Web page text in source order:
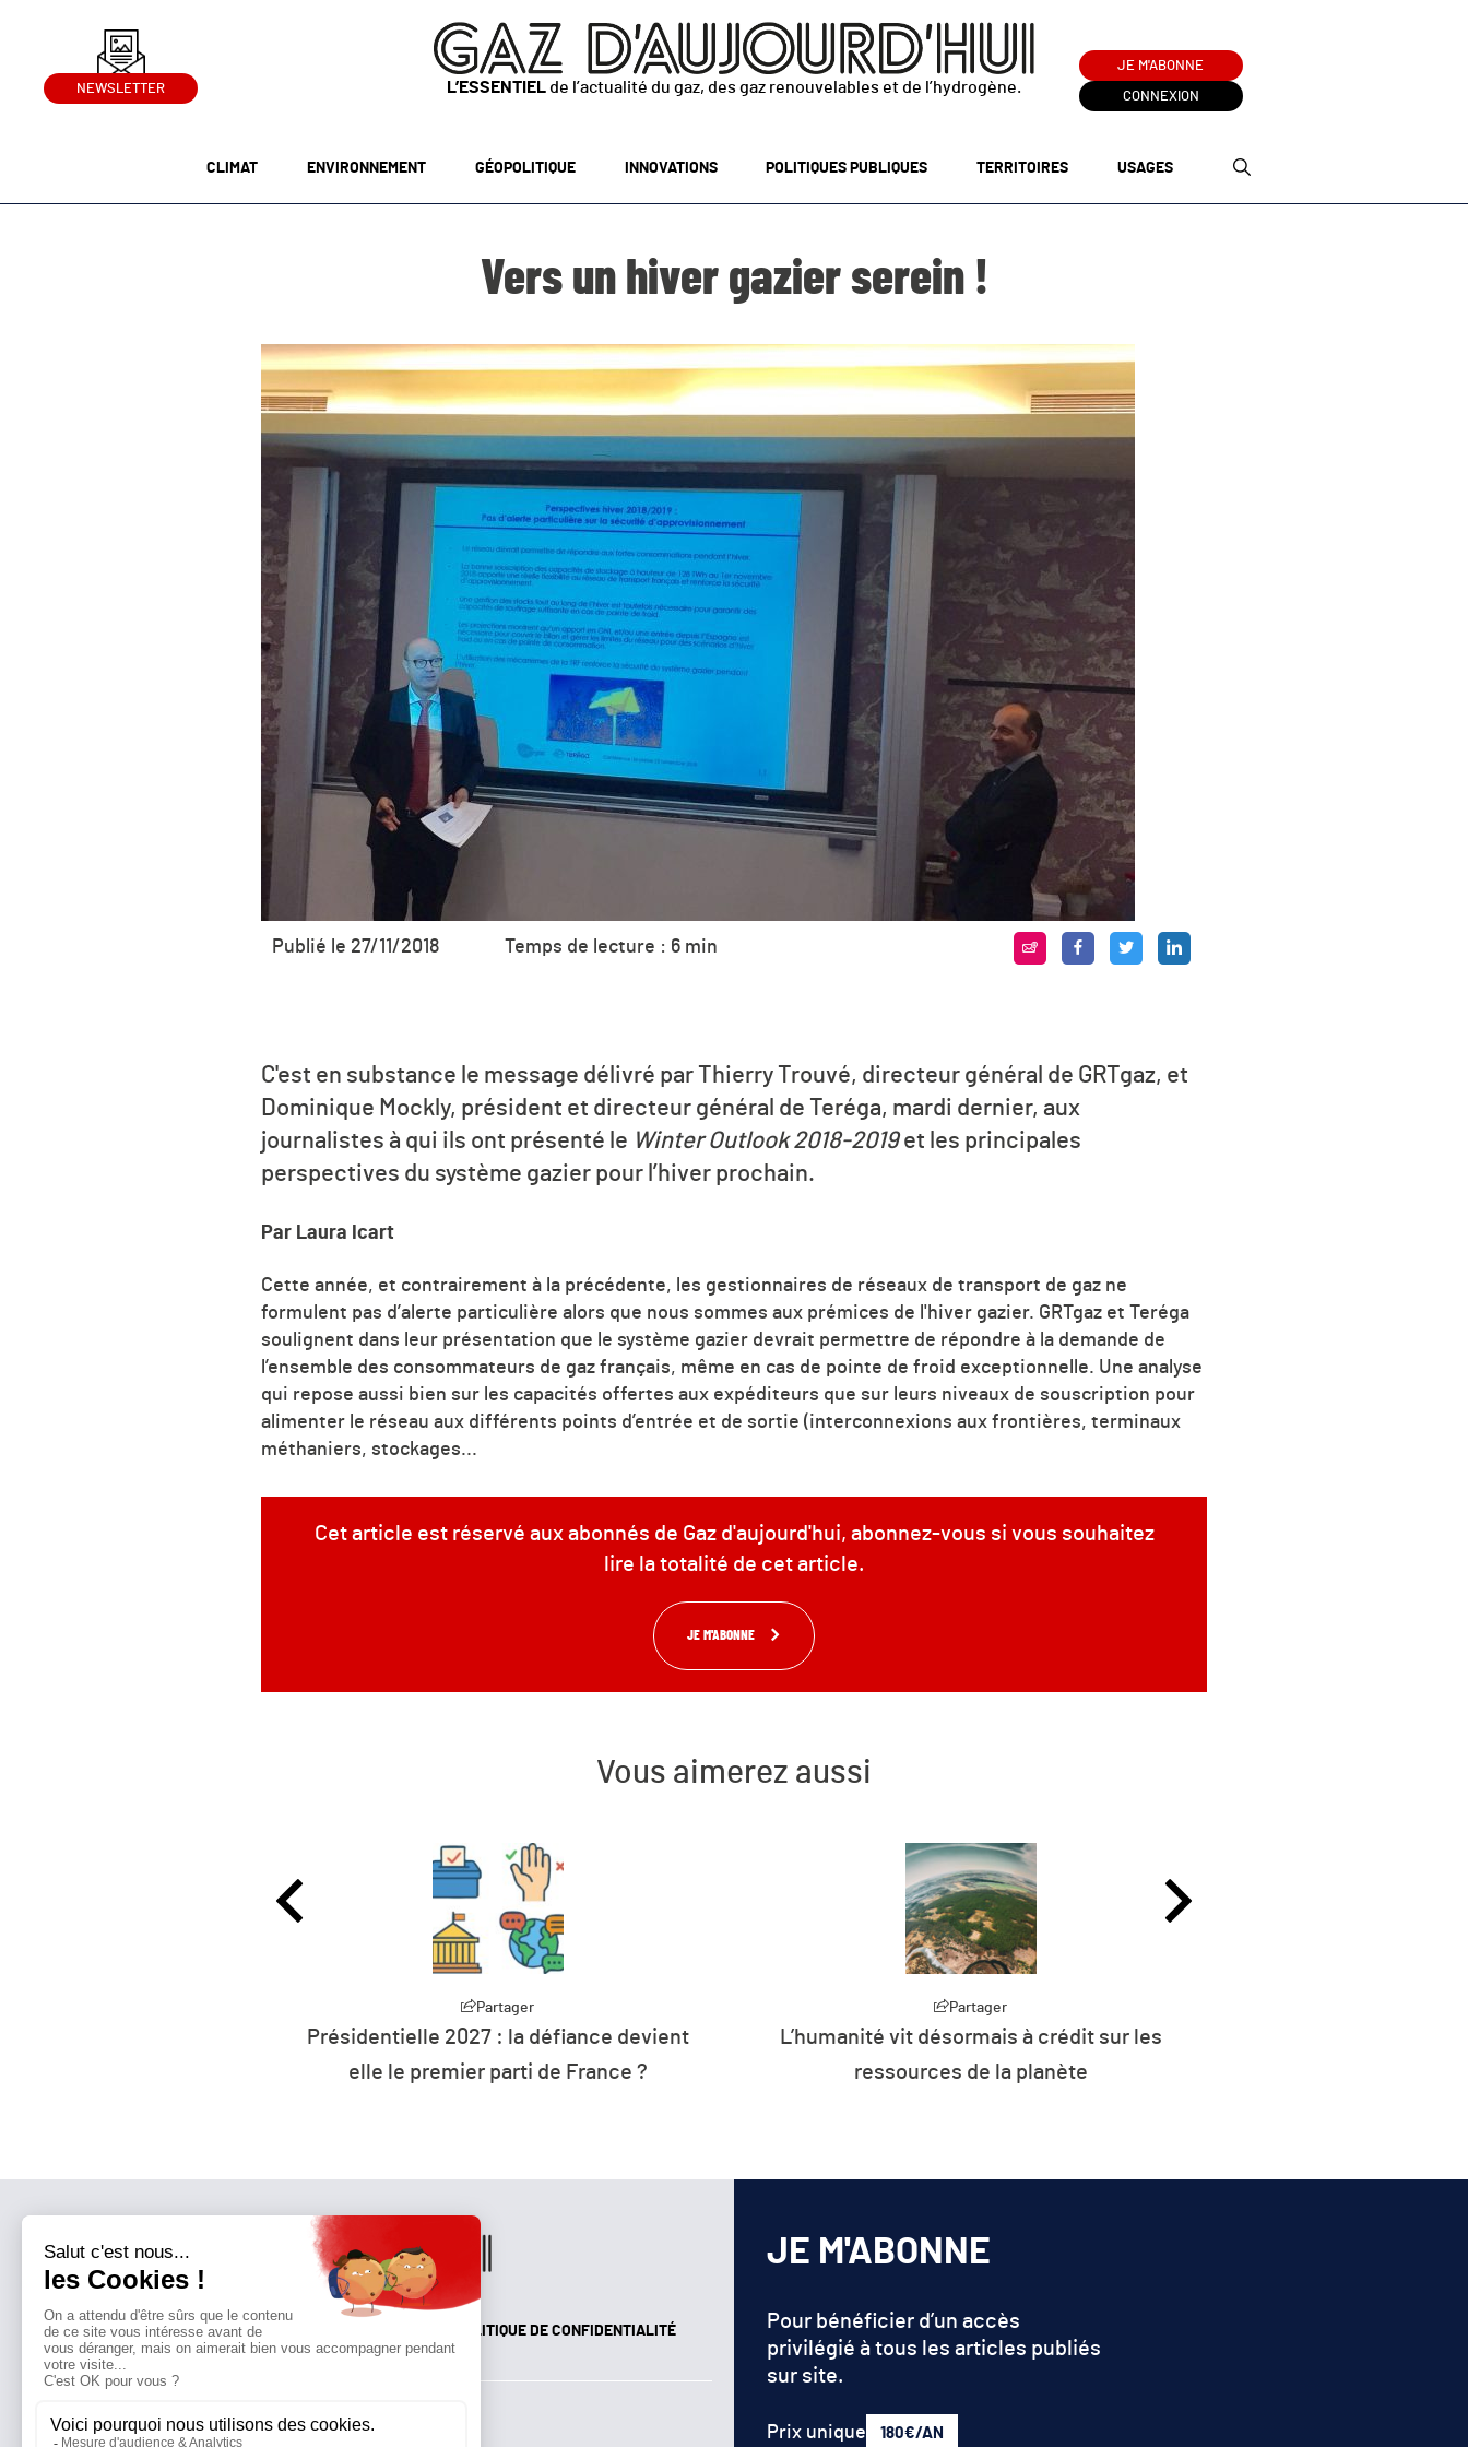
NEWSLETTER L’ESSENTIEL de l’actualité du gaz, des gaz renouvelables et de l’hydrogène.
JE M'ABONNE
CONNEXION
CLIMAT ENVIRONNEMENT GÉOPOLITIQUE INNOVATIONS POLITIQUES PUBLIQUES TERRITOIRES USAGES
Vers un hiver gazier serein !
Publié le 27/11/2018 Temps de lecture : 6 min
C'est en substance le message délivré par Thierry Trouvé, directeur général de GRTgaz, et
Dominique Mockly, président et directeur général de Teréga, mardi dernier, aux
journalistes à qui ils ont présenté le Winter Outlook 2018-2019et les principales
perspectives du système gazier pour l’hiver prochain.
Par Laura Icart
Cette année, et contrairement à la précédente, les gestionnaires de réseaux de transport de gaz ne
formulent pas d’alerte particulière alors que nous sommes aux prémices de l'hiver gazier. GRTgaz et Teréga
soulignent dans leur présentation que le système gazier devrait permettre de répondre à la demande de
l’ensemble des consommateurs de gaz français, même en cas de pointe de froid exceptionnelle. Une analyse
qui repose aussi bien sur les capacités offertes aux expéditeurs que sur leurs niveaux de souscription pour
alimenter le réseau aux différents points d’entrée et de sortie (interconnexions aux frontières, terminaux
méthaniers, stockages...
Cet article est réservé aux abonnés de Gaz d'aujourd'hui, abonnez-vous si vous souhaitez
lire la totalité de cet article.
JE M'ABONNE
Vous aimerez aussi
Partager
Présidentielle 2027 : la défiance devient
elle le premier parti de France ?
Partager
L’humanité vit désormais à crédit sur les
ressources de la planète
QUI SOMMES-NOUS?MENTIONS LÉGALES POLITIQUE DE CONFIDENTIALITÉ
Suivez toutes nos actualités !
JE M'ABONNE
Pour bénéficier d’un accès
privilégié à tous les articles publiés
sur site.
Prix unique 180€/AN